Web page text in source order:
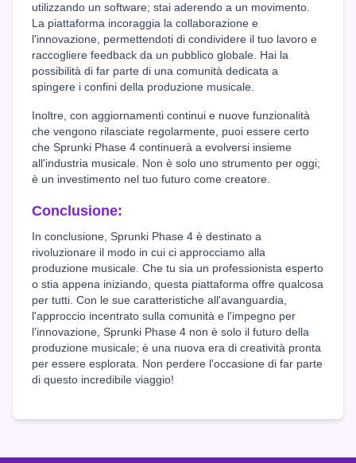
utilizzando un software; stai aderendo a un movimento.
La piattaforma incoraggia la collaborazione e
l'innovazione, permettendoti di condividere il tuo lavoro e
raccogliere feedback da un pubblico globale. Hai la
possibilità di far parte di una comunità dedicata a
spingere i confini della produzione musicale.
Inoltre, con aggiornamenti continui e nuove funzionalità
che vengono rilasciate regolarmente, puoi essere certo
che Sprunki Phase 4 continuerà a evolversi insieme
all'industria musicale. Non è solo uno strumento per oggi;
è un investimento nel tuo futuro come creatore.
Conclusione:
In conclusione, Sprunki Phase 4 è destinato a
rivoluzionare il modo in cui ci approcciamo alla
produzione musicale. Che tu sia un professionista esperto
o stia appena iniziando, questa piattaforma offre qualcosa
per tutti. Con le sue caratteristiche all'avanguardia,
l'approccio incentrato sulla comunità e l'impegno per
l'innovazione, Sprunki Phase 4 non è solo il futuro della
produzione musicale; è una nuova era di creatività pronta
per essere esplorata. Non perdere l'occasione di far parte
di questo incredibile viaggio!